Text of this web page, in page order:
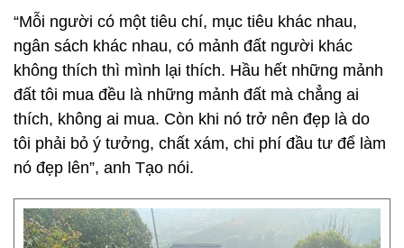
“Mỗi người có một tiêu chí, mục tiêu khác nhau,
ngân sách khác nhau, có mảnh đất người khác
không thích thì mình lại thích. Hầu hết những mảnh
đất tôi mua đều là những mảnh đất mà chẳng ai
thích, không ai mua. Còn khi nó trở nên đẹp là do
tôi phải bỏ ý tưởng, chất xám, chi phí đầu tư để làm
nó đẹp lên”, anh Tạo nói.